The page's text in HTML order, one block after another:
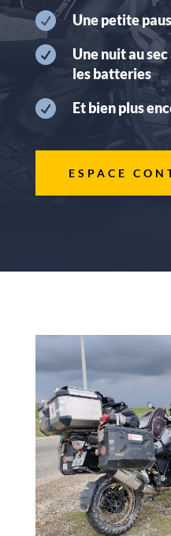
 Une petite

Une nuit au
les batteries
 Et bien plus
ESPACE